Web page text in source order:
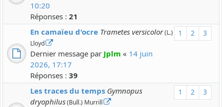
10:20
Réponses : 21
1 2 3
En camaïeu d'ocre Trametes versicolor(L.)
Lloyd
Dernier message par Jplm « 14 juin
2026, 17:17
Réponses : 39
1 2 3
Les traces du temps Gymnopus
dryophilus(Bull.) Murrill